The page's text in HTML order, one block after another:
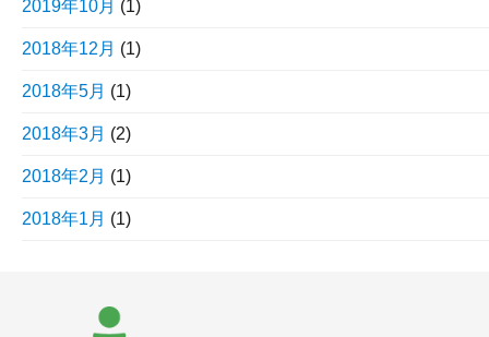
2019年10月 (1)
2018年12月 (1)
2018年5月 (1)
2018年3月 (2)
2018年2月 (1)
2018年1月 (1)